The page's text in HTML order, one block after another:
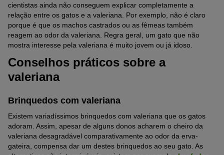
cientistas ainda não conseguem explicar completamente a
relação entre os gatos e a valeriana. Por exemplo, não é claro
porque é que os machos castrados ou as fêmeas também
reagem ao odor da valeriana. Regra geral, um gato que não
mostra interesse pela valeriana é muito jovem ou já idoso.
Conselhos práticos sobre a
valeriana
Brinquedos com valeriana
Existem variadíssimos brinquedos com valeriana que os gatos
adoram. Assim, apesar de alguns donos acharem o cheiro da
valeriana desagradável comparativamente ao odor da erva-
gateira, compensa dar um destes brinquedos ao seu gato. As